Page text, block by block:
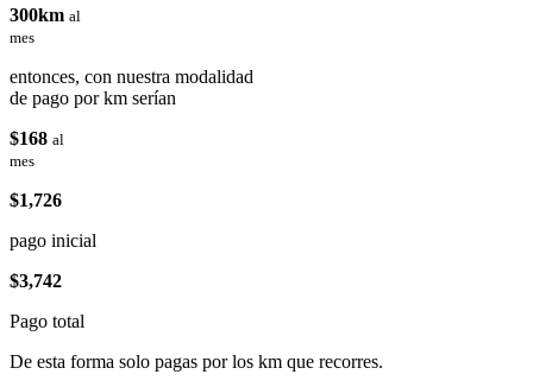
300km al
mes
entonces, con nuestra modalidad
de pago por km serían
$168 al
mes
$1,726
pago inicial
$3,742
Pago total
De esta forma solo pagas por los km que recorres.